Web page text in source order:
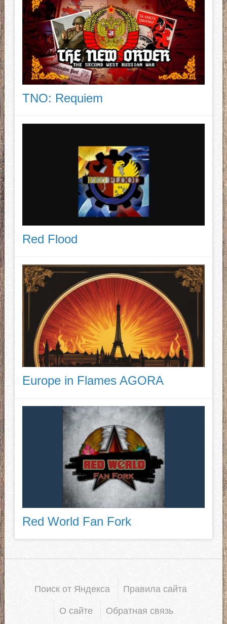
TNO: Requiem
Red Flood
Europe in Flames AGORA
Red World Fan Fork
Поиск от Яндекса Правила сайта
О сайте Обратная связь